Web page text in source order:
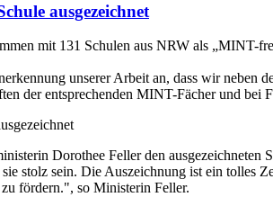
ausgezeichnet
mit 131 Schulen aus NRW als
unserer Arbeit an, dass wir
der entsprechenden MINT-Fächer und
Dorothee Feller den
stolz sein. Die Auszeichnung ist ein tolles
fördern.", so Ministerin Feller.